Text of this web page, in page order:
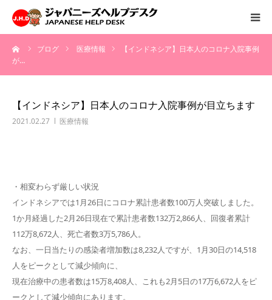
ブログ 医療情報
【インドネシア】日本人のコロナ入院事例
が…
【インドネシア】日本人のコロナ入院事例が目立ちます
2021.02.27
医療情報
・相変わらず厳しい状況
インドネシアでは1月26日にコロナ累計患者数100万人突破しました。
1か月経過した2月26日現在で累計患者数132万2,866人、回復者累計
112万8,672人、死亡者数3万5,786人。
なお、一日当たりの感染者増加数は8,232人ですが、1月30日の14,518
人をピークとして減少傾向に、
現在治療中の患者数は15万8,408人、これも2月5日の17万6,672人をピ
ークとして減少傾向にあります。
HOME
病院情報
お問い合わせ
採用情報